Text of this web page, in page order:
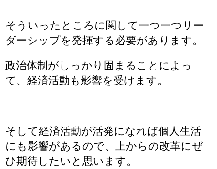
そういったところに関して一つ一つリー
ダーシップを発揮する必要があります。
政治体制がしっかり固まることによっ
て、経済活動も影響を受けます。
そして経済活動が活発になれば個人生活
にも影響があるので、上からの改革にぜ
ひ期待したいと思います。